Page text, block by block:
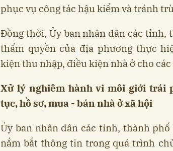
phục vụ công tác hậu kiểm và tránh
Đồng thời, Ủy ban nhân dân các tỉnh,
thẩm quyền của địa phương thực
kiện thu nhập, điều kiện nhà ở cho
Xử lý nghiêm hành vi môi giới trái
tục, hồ sơ, mua - bán nhà ở xã hội
Ủy ban nhân dân các tỉnh, thành
nắm bắt thông tin trong quá trình